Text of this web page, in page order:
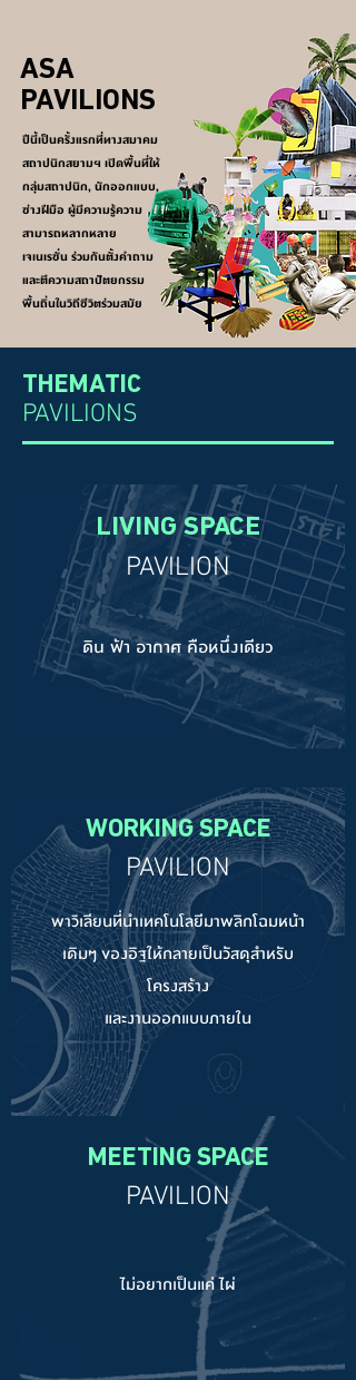
ASA
PAVILIONS
ปีนี้เป็นครั้งแรกที่ทางสมาคม
สถาปนิกสยามฯ เปิดพื้นที่ให้
กลุ่มสถาปนิก, นักออกแบบ,
ช่างฝีมือ ผู้มีความรู้ความ
สามารถหลากหลาย
เจเนเรชั่น ร่วมกันตั้งคำถาม
และตีความสถาปัตยกรรม
พื้นถิ่นในวิถีชีวิตร่วมสมัย
THEMATIC
PAVILIONS
LIVING SPACE
PAVILION
ดิน ฟ้า อากาศ คือหนึ่งเดียว
WORKING SPACE
PAVILION
พาวิเลียนที่นำเทคโนโลยีมาพลิกโฉมหน้า
เดิมๆ ของอิฐให้กลายเป็นวัสดุสำหรับ
โครงสร้าง
และงานออกแบบภายใน
MEETING SPACE
PAVILION
ไม่อยากเป็นแค่ ไผ่